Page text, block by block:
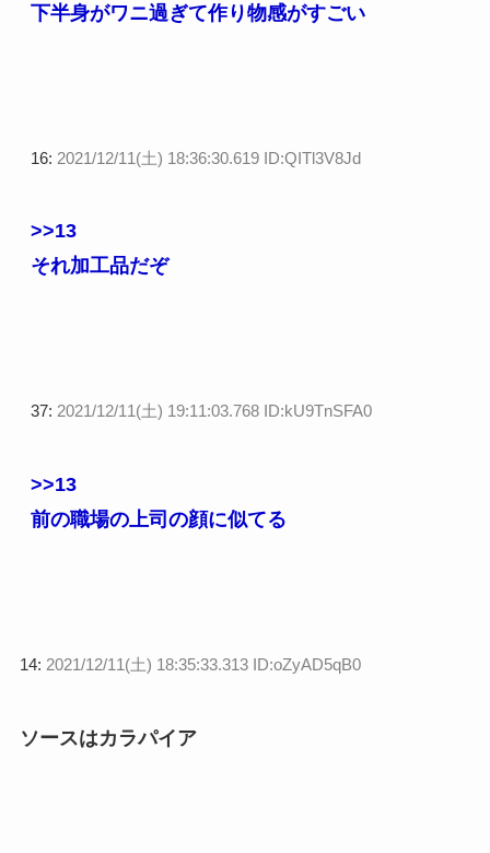
下半身がワニ過ぎて作り物感がすごい
16: 2021/12/11(土) 18:36:30.619 ID:QITl3V8Jd
>>13
それ加工品だぞ
37: 2021/12/11(土) 19:11:03.768 ID:kU9TnSFA0
>>13
前の職場の上司の顔に似てる
14: 2021/12/11(土) 18:35:33.313 ID:oZyAD5qB0
ソースはカラパイア